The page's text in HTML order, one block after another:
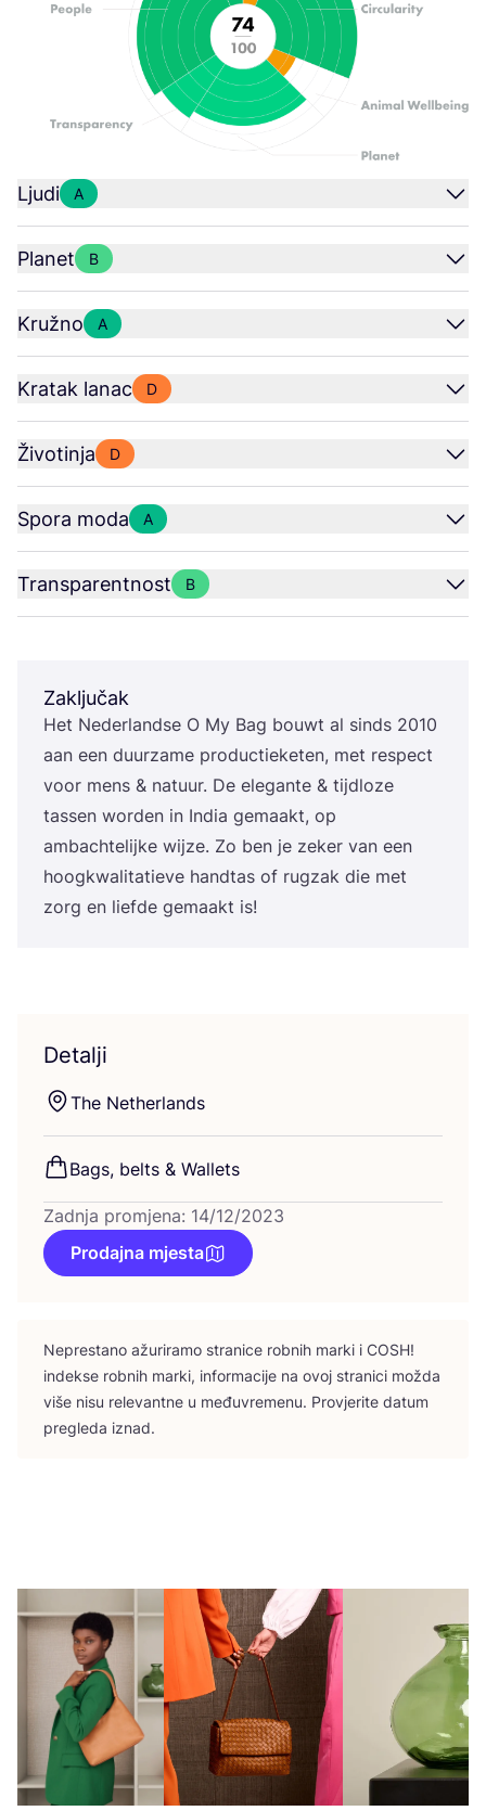
Ljudi A
Planet B
Kružno A
Kratak lanac D
Životinja D
Spora moda A
Transparentnost B
Zaključak
Het Neder­lan­d­se O My Bag bouwt al sin­ds 2010
aan een duur­za­me pro­duc­ti­eke­ten, met res­pect
voor mens & natu­ur. De ele­gan­te & tijd­lo­ze
tassen wor­den in India gema­akt, op
ambac­h­te­lij­ke wij­ze. Zo ben je zeker van een
hoog­kwa­li­ta­ti­eve han­d­tas of rug­zak die met
zorg en lief­de gema­akt is!
Detalji
The Net­her­lan­ds
Bags, bel­ts & Wallets
Zadnja promjena: 14/12/2023
Prodajna mjesta
Nepres­ta­no ažu­ri­ra­mo stra­ni­ce rob­nih mar­ki i COSH!
indek­se rob­nih mar­ki, infor­ma­ci­je na ovoj stra­ni­ci možda
više nisu rele­vant­ne u među­vre­me­nu. Pro­vje­ri­te datum
pre­gle­da iznad.